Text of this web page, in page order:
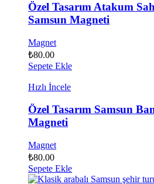
Özel Tasarım Atakum
Samsun Magneti
Magnet
₺80.00
Sepete Ekle
Hızlı İncele
Özel Tasarım Samsun
Magneti
Magnet
₺80.00
Sepete Ekle